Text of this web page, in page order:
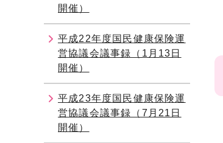
開催）
平成22年度国民健康保険運
営協議会議事録（1月13日
開催）
平成23年度国民健康保険運
営協議会議事録（7月21日
開催）